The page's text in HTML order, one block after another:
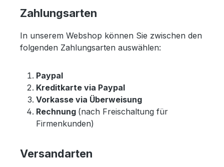
Zahlungsarten
In unserem Webshop können Sie zwischen den
folgenden Zahlungsarten auswählen:
Paypal
Kreditkarte via Paypal
Vorkasse via Überweisung
Rechnung (nach Freischaltung für
Firmenkunden)
Versandarten